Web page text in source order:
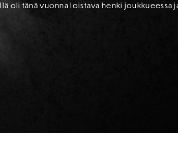
oli tänä vuonna loistava henki joukkueessa